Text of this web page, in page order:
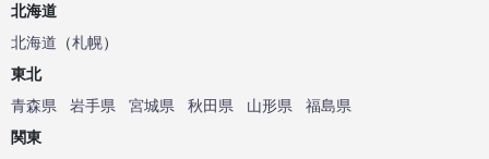
北海道
北海道 （札幌）
東北
青森県
岩手県 宮城県 秋田県 山形県
福島県
関東